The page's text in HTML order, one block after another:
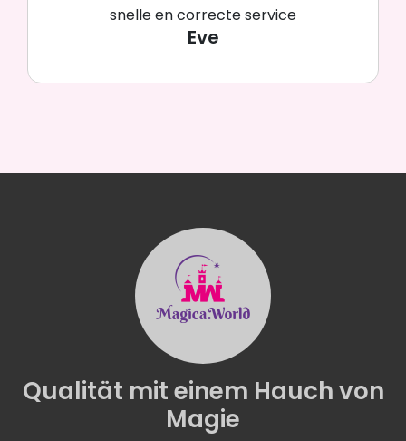
snelle en correcte service
Eve
Qualität mit einem Hauch von
Magie